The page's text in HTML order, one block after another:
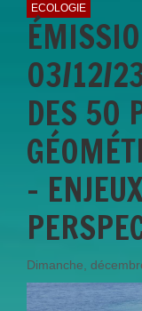
ECOLOGIE
03/12/
DES 50
-
Dimanche,